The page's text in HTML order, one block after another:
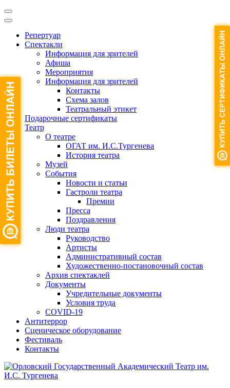
Репертуар
Спектакли
Информация для зрителей
Афиша
Мероприятия
Информация для зрителей
Контакты
Схема залов
Театральный этикет
Подарочные сертификаты
Театр
О театре
ОГАТ им. И.С.Тургенева
История театра
Музей
События
Новости и статьи
Гастроли театра
Премии
Пресса
Поздравления
Люди театра
Руководство
Артисты
Административный состав
Художественно-постановочный состав
Архив спектаклей
Документы
Учредительные документы
Условия труда
COVID-19
Антитеррор
Сценическое оборудование
Фестиваль
Контакты